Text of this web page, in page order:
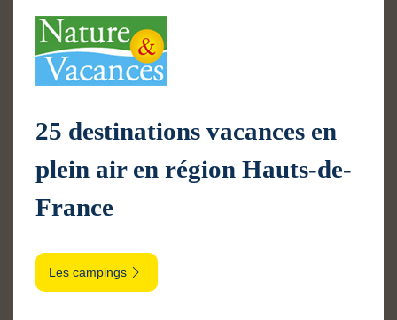
25 destinations vacances en
plein air en région Hauts-de-
France
Les campings